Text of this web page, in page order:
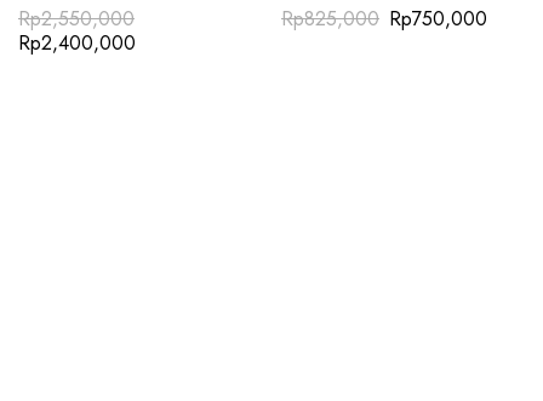
Rp2,550,000
Rp2,400,000
Rp825,000 Rp750,000